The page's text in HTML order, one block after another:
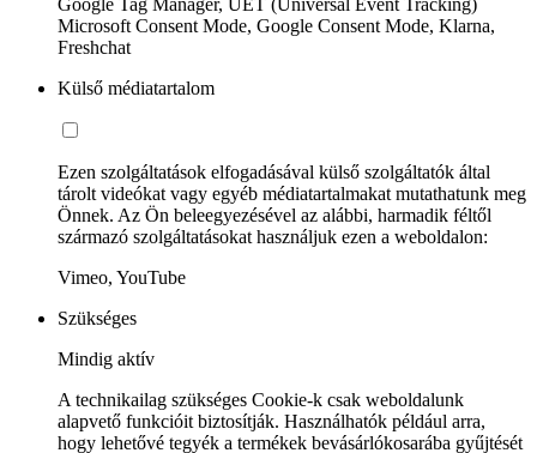
Google Tag Manager, UET (Universal Event Tracking)
Microsoft Consent Mode, Google Consent Mode, Klarna,
Freshchat
Külső médiatartalom
Ezen szolgáltatások elfogadásával külső szolgáltatók által
tárolt videókat vagy egyéb médiatartalmakat mutathatunk meg
Önnek. Az Ön beleegyezésével az alábbi, harmadik féltől
származó szolgáltatásokat használjuk ezen a weboldalon:
Vimeo, YouTube
Szükséges
Mindig aktív
A technikailag szükséges Cookie-k csak weboldalunk
alapvető funkcióit biztosítják. Használhatók például arra,
hogy lehetővé tegyék a termékek bevásárlókosarába gyűjtését